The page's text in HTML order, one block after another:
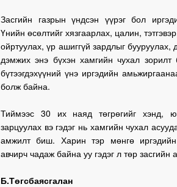
Засгийн газрын үндсэн үүрэг бол
Үнийн өсөлтийг хязгаарлах, цалин,
ойртуулах, үр ашиггүй зардлыг
дэмжих энэ бүхэн хамгийн чухал
бүтээгдэхүүний үнэ иргэдийн
болж байна.
Тиймээс 30 их наяд төгрөгийг хэнд,
зарцуулах вэ гэдэг нь хамгийн чухал
амжилт биш. Харин тэр мөнгө
авчирч чадаж байна уу гэдэг л төр засгийн
Б.Төгсбаясгалан